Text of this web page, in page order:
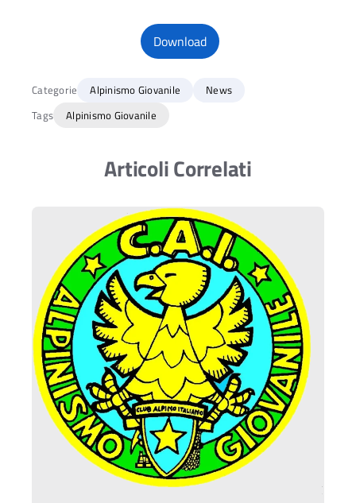
Download
Categorie Alpinismo Giovanile
News
Tags
Alpinismo Giovanile
Articoli Correlati